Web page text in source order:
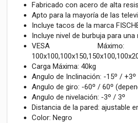
Fabricado con acero de alta
Apto para la mayoría de las
Incluye tacos de la marca
Incluye nivel de burbuja para
VESA
Carga Máxima: 40kg
Angulo de Inclinación: -15º /
Angulo de giro: -60º / 60º
Angulo de nivelación: -3º / 3º
Distancia de la pared: ajustable
Color: Negro